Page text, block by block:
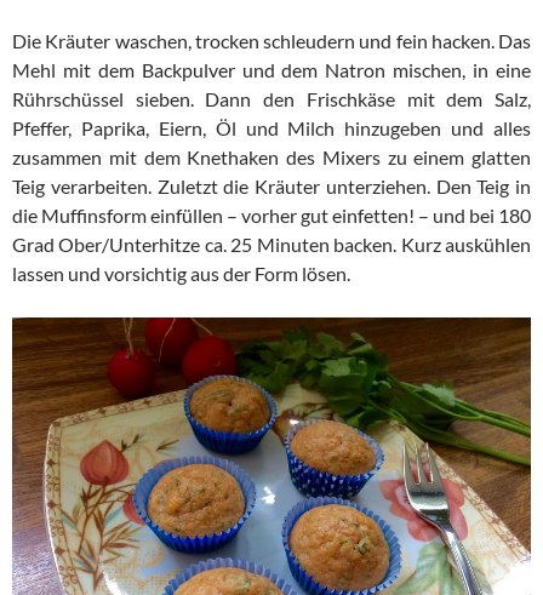
Die Kräuter waschen, trocken schleudern und fein hacken. Das
Mehl mit dem Backpulver und dem Natron mischen, in eine
Rührschüssel sieben. Dann den Frischkäse mit dem Salz,
Pfeffer, Paprika, Eiern, Öl und Milch hinzugeben und alles
zusammen mit dem Knethaken des Mixers zu einem glatten
Teig verarbeiten. Zuletzt die Kräuter unterziehen. Den Teig in
die Muffinsform einfüllen – vorher gut einfetten! – und bei 180
Grad Ober/Unterhitze ca. 25 Minuten backen. Kurz auskühlen
lassen und vorsichtig aus der Form lösen.